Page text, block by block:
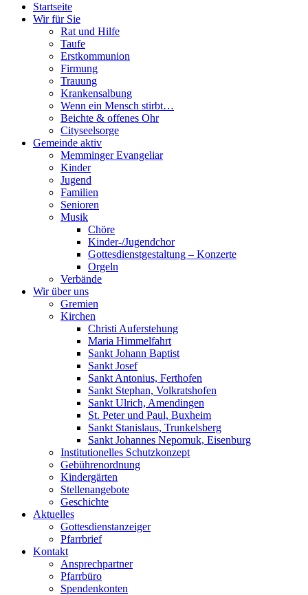
Startseite
Wir für Sie
Rat und Hilfe
Taufe
Erstkommunion
Firmung
Trauung
Krankensalbung
Wenn ein Mensch stirbt…
Beichte & offenes Ohr
Cityseelsorge
Gemeinde aktiv
Memminger Evangeliar
Kinder
Jugend
Familien
Senioren
Musik
Chöre
Kinder-/Jugendchor
Gottesdienstgestaltung – Konzerte
Orgeln
Verbände
Wir über uns
Gremien
Kirchen
Christi Auferstehung
Maria Himmelfahrt
Sankt Johann Baptist
Sankt Josef
Sankt Antonius, Ferthofen
Sankt Stephan, Volkratshofen
Sankt Ulrich, Amendingen
St. Peter und Paul, Buxheim
Sankt Stanislaus, Trunkelsberg
Sankt Johannes Nepomuk, Eisenburg
Institutionelles Schutzkonzept
Gebührenordnung
Kindergärten
Stellenangebote
Geschichte
Aktuelles
Gottesdienstanzeiger
Pfarrbrief
Kontakt
Ansprechpartner
Pfarrbüro
Spendenkonten